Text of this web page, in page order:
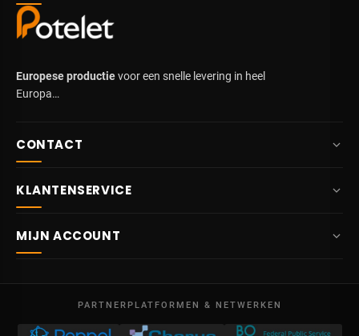
Europese productievoor een snelle levering in heel
Europa…
CONTACT
Ma – Vr
09:00 – 17:00
BTW BE 0641.740.320 - RPR Luik
KLANTENSERVICE
Levering
Verkoopsvoorwaarden
MIJN ACCOUNT
Mijn creditnota's
PARTNERPLATFORMEN & NETWERKEN